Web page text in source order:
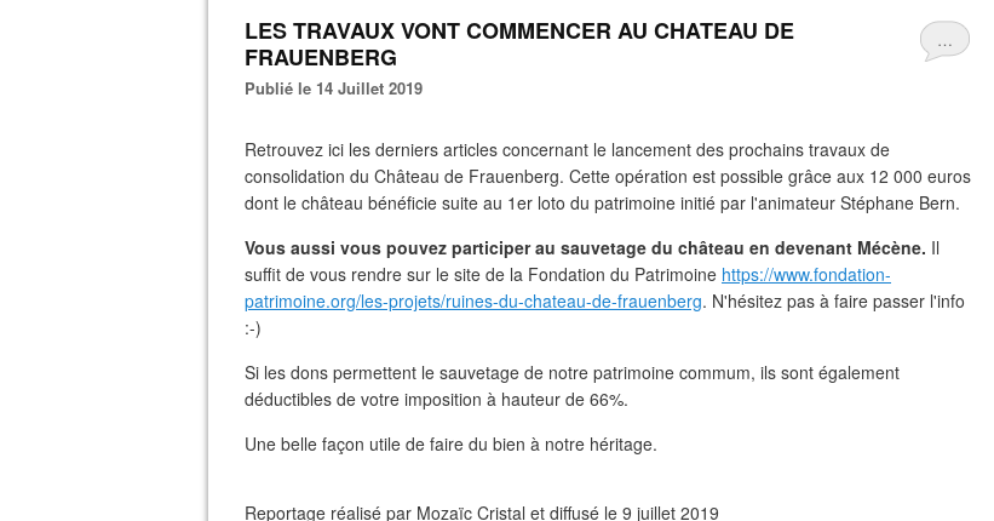
…
LES TRAVAUX VONT COMMENCER AU CHATEAU DE
FRAUENBERG
Publié le 14 Juillet 2019
Retrouvez ici les derniers articles concernant le lancement des prochains travaux de
consolidation du Château de Frauenberg. Cette opération est possible grâce aux 12 000 euros
dont le château bénéficie suite au 1er loto du patrimoine initié par l'animateur Stéphane Bern.
Vous aussi vous pouvez participer au sauvetage du château en devenant Mécène. Il
suffit de vous rendre sur le site de la Fondation du Patrimoine https://www.fondation-
patrimoine.org/les-projets/ruines-du-chateau-de-frauenberg. N'hésitez pas à faire passer l'info
:-)
Si les dons permettent le sauvetage de notre patrimoine commum, ils sont également
déductibles de votre imposition à hauteur de 66%.
Une belle façon utile de faire du bien à notre héritage.
Reportage réalisé par Mozaïc Cristal et diffusé le 9 juillet 2019